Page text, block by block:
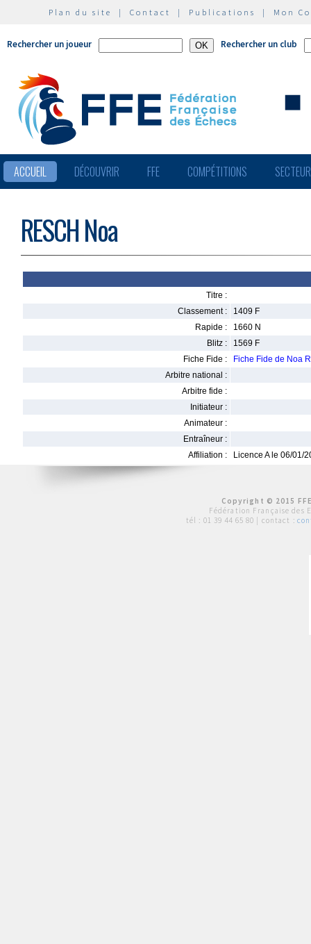
Plan du site | Contact | Publications | Mon
Rechercher un joueur Rechercher un club
ACCUEIL DÉCOUVRIR FFE COMPÉTITIONS
RESCH Noa
Titre :
Classement :
1409 F
Rapide :
1660 N
Blitz :
1569 F
Fiche Fide :
Fiche Fide de Noa
Arbitre national :
Arbitre fide :
Initiateur :
Animateur :
Entraîneur :
Affiliation :
Licence A le 06/01/
Copyright © 2015
Fédération Française des
tél : 01 39 44 65 80 | contact :